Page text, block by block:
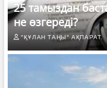
25 тамыздан
не өзгереді?
"ҚҰЛАН ТАҢЫ" АҚПАРАТ.